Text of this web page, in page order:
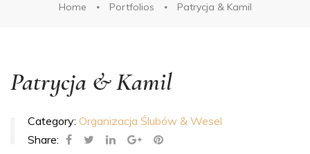
Home Portfolios Patrycja & Kamil
Patrycja & Kamil
Category: Organizacja Ślubów & Wesel
Share: